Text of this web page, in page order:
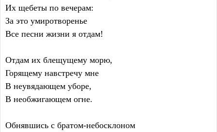
Их щебеты по вечерам:
За это умиротворенье
Все песни жизни я отдам!
Отдам их блещущему морю,
Горящему навстречу мне
В неувядающем уборе,
В необжигающем огне.
Обнявшись с братом-небосклоном